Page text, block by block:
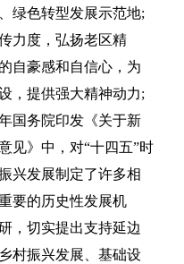
绿色转型发展示范地;
力度，弘扬老区精
自豪感和自信心，为
，提供强大精神动力;
国务院印发《关于新
见》中，对“十四五”时
兴发展制定了许多相
要的历史性发展机
，切实提出支持延边
村振兴发展、基础设